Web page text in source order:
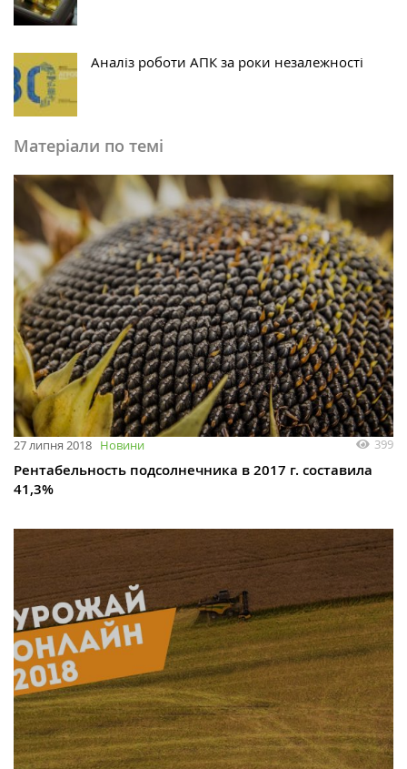
Аналіз роботи АПК за роки незалежності
Матеріали по темі
27 липня 2018 Новини 399
Рентабельность подсолнечника в 2017 г. составила
41,3%